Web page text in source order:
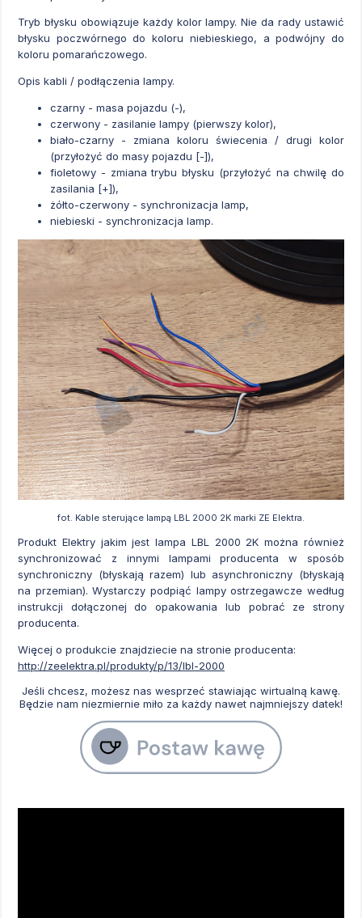
Tryb błysku obowiązuje każdy kolor lampy. Nie da rady ustawić
błysku poczwórnego do koloru niebieskiego, a podwójny do
koloru pomarańczowego.
Opis kabli / podłączenia lampy.
czarny - masa pojazdu (-),
czerwony - zasilanie lampy (pierwszy kolor),
biało-czarny - zmiana koloru świecenia / drugi kolor
(przyłożyć do masy pojazdu [-]),
fioletowy - zmiana trybu błysku (przyłożyć na chwilę do
zasilania [+]),
żółto-czerwony - synchronizacja lamp,
niebieski - synchronizacja lamp.
fot. Kable sterujące lampą LBL 2000 2K marki ZE Elektra.
Produkt Elektry jakim jest lampa LBL 2000 2K można również
synchronizować z innymi lampami producenta w sposób
synchroniczny (błyskają razem) lub asynchroniczny (błyskają
na przemian). Wystarczy podpiąć lampy ostrzegawcze według
instrukcji dołączonej do opakowania lub pobrać ze strony
producenta.
Więcej o produkcie znajdziecie na stronie producenta:
http://zeelektra.pl/produkty/p/13/lbl-2000
Jeśli chcesz, możesz nas wesprzeć stawiając wirtualną kawę.
Będzie nam niezmiernie miło za każdy nawet najmniejszy datek!